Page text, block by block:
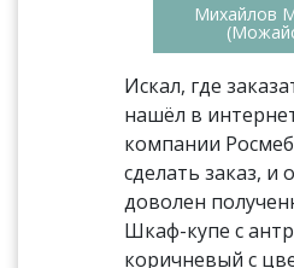
Михайлов
Искал, где
нашёл в
компании
сделать заказ, и
доволен
Шкаф-купе с
коричневый с